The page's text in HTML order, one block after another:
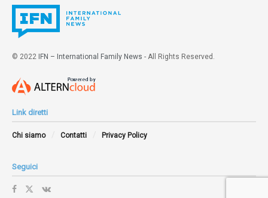
© 2022 IFN – International Family News - All Rights Reserved.
Link diretti
Chi siamo Contatti Privacy Policy
Seguici